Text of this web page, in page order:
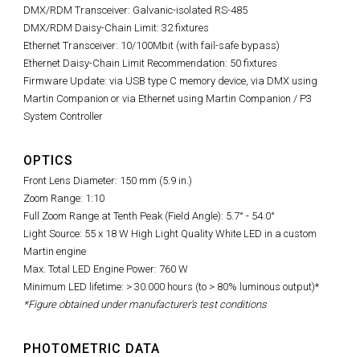
DMX/RDM Transceiver: Galvanic-isolated RS-485
DMX/RDM Daisy-Chain Limit: 32 fixtures
Ethernet Transceiver: 10/100Mbit (with fail-safe bypass)
Ethernet Daisy-Chain Limit Recommendation: 50 fixtures
Firmware Update: via USB type C memory device, via DMX using
Martin Companion or via Ethernet using Martin Companion / P3
System Controller
OPTICS
Front Lens Diameter: 150 mm (5.9 in.)
Zoom Range: 1:10
Full Zoom Range at Tenth Peak (Field Angle): 5.7° - 54.0°
Light Source: 55 x 18 W High Light Quality White LED in a custom
Martin engine
Max. Total LED Engine Power: 760 W
Minimum LED lifetime: > 30.000 hours (to > 80% luminous output)*
*Figure obtained under manufacturer's test conditions
PHOTOMETRIC DATA